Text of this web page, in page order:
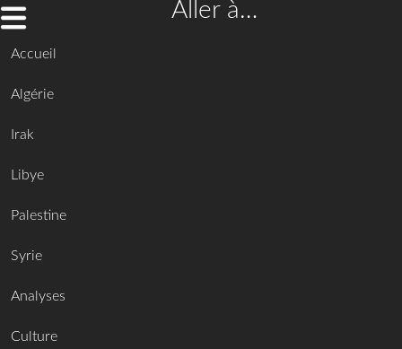
Aller à…
Accueil
Algérie
Irak
Libye
Palestine
Syrie
Analyses
Culture